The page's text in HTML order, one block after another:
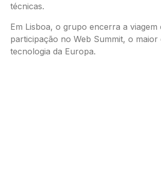
técnicas.
Em Lisboa, o grupo encerra a viagem
participação no Web Summit, o maior
tecnologia da Europa.